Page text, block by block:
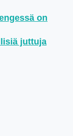
on
juttuja